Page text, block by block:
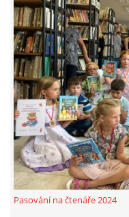
Pasování na čtenáře 2024